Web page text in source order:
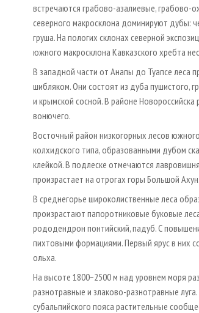
встречаются грабово-азалиевые, грабово-
северного макросклона доминируют дубы:
груша. На пологих склонах северной
южного макросклона Кавказского хребта
В западной части от Анапы до Туапсе леса
шибляком. Они состоят из дуба пушистого,
и крымской сосной. В районе
вонючего.
Восточный район низкогорных лесов
колхидского типа, образованными дубом
клейкой. В подлеске отмечаются
произрастает на отрогах горы Большой Ахун.
В среднегорье широколиственные леса
произрастают папоротниковые буковые
рододендрон понтийский, падуб. С
пихтовыми формациями. Первый ярус в них
ольха.
На высоте 1800−2500 м над уровнем моря
разнотравные и злаково-разнотравные
субальпийского пояса растительные